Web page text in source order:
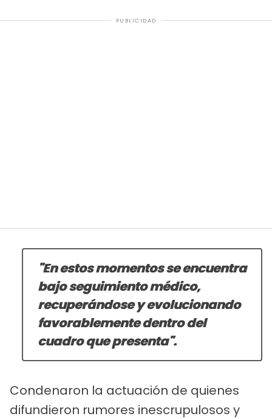
PUBLICIDAD
"En estos momentos se encuentra
bajo seguimiento médico,
recuperándose y evolucionando
favorablemente dentro del
cuadro que presenta".
Condenaron la actuación de quienes
difundieron rumores inescrupulosos y